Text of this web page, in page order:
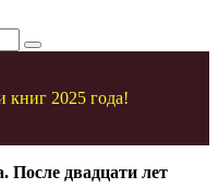
книг 2025 года!
После двадцати лет